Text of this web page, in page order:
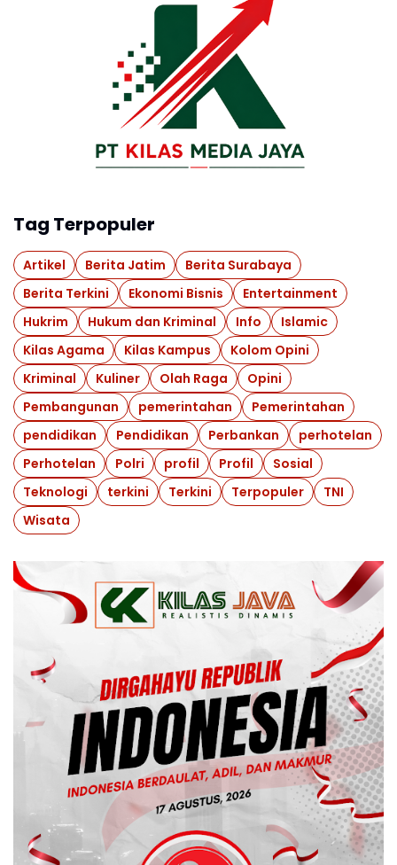
Tag Terpopuler
Artikel Berita Jatim
Berita Surabaya
Berita Terkini
Ekonomi Bisnis
Entertainment
Hukrim
Hukum dan Kriminal Info
Islamic
Kilas Agama
Kilas Kampus
Kolom Opini
Kriminal
Kuliner Olah Raga
Opini
Pembangunan
pemerintahan
Pemerintahan
pendidikan
Pendidikan Perbankan
perhotelan
Perhotelan
Polri profil Profil
Sosial
Teknologi
terkini Terkini Terpopuler
TNI
Wisata